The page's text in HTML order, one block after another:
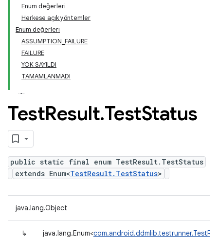
Enum değerleri
Herkese açık yöntemler
Enum değerleri
ASSUMPTION_FAILURE
FAILURE
YOK SAYILDI
TAMAMLANMADI
TestResult.TestStatus
public static final enum TestResult.TestStatus
extends Enum<TestResult.TestStatus>
java.lang.Object
↳ java.lang.Enum<